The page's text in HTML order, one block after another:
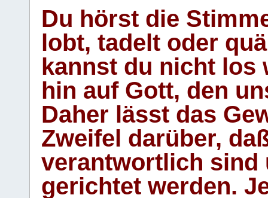
Du hörst die
lobt, tadelt oder
kannst du nicht los
hin auf Gott, den
Daher lässt das
Zweifel darüber,
verantwortlich sind
gerichtet werden.